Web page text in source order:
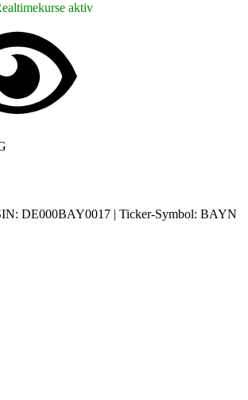
aktiv
DE000BAY0017 | Ticker-Symbol: BAYN